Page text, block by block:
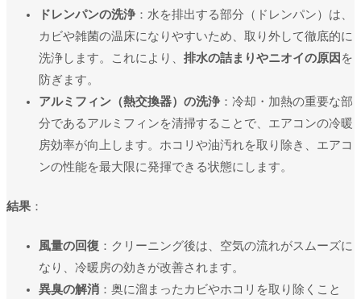
ドレンパンの洗浄 ：水を排出する部分（ドレンパン）は、
カビや雑菌の温床になりやすいため、取り外して徹底的に
洗浄します。これにより、 排水の詰まりやニオイの原因 を
防ぎます。
アルミフィン（熱交換器）の洗浄 ：冷却・加熱の重要な部
分であるアルミフィンを清掃することで、エアコンの冷暖
房効率が向上します。ホコリや油汚れを取り除き、エアコ
ンの性能を最大限に発揮できる状態にします。
結果 ：
風量の回復 ：クリーニング後は、空気の流れがスムーズに
なり、冷暖房の効きが改善されます。
異臭の解消 ：奥に溜まったカビやホコリを取り除くこと